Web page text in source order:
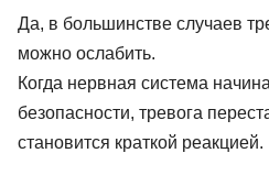
Да, в большинстве случаев
можно ослабить.
Когда нервная система
безопасности, тревога
становится краткой реакцией.